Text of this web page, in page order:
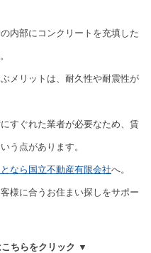
内部にコンクリートを充填した
メリットは、耐久性や耐震性が
すぐれた業者が必要なため、賃
う点があります。
なら国立不動産有限会社へ。
様に合うお住まい探しをサポー
ちらをクリック ▼